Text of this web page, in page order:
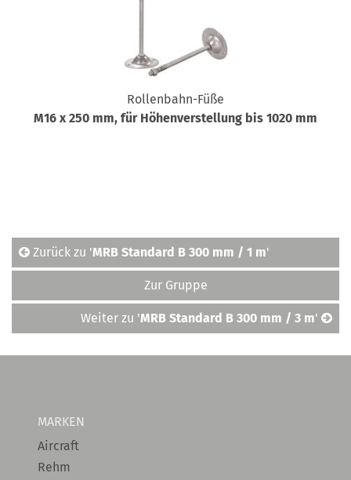
Rollenbahn-Füße
M16 x 250 mm, für Höhenverstellung bis 1020 mm
Zurück zu 'MRB Standard B 300 mm / 1 m'
Zur Gruppe
Weiter zu 'MRB Standard B 300 mm / 3 m'
MARKEN
Aircraft
Rehm